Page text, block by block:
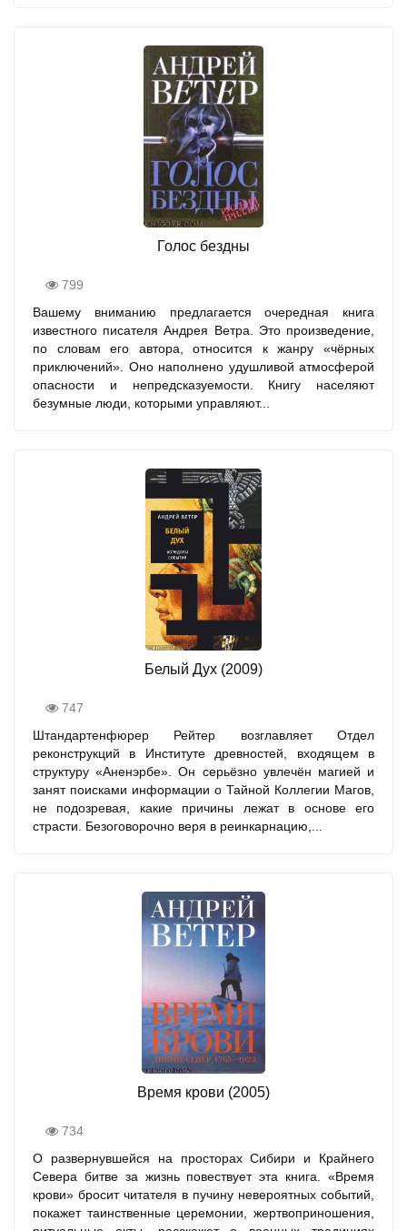
Голос бездны
799
Вашему вниманию предлагается очередная книга
известного писателя Андрея Ветра. Это произведение,
по словам его автора, относится к жанру «чёрных
приключений». Оно наполнено удушливой атмосферой
опасности и непредсказуемости. Книгу населяют
безумные люди, которыми управляют...
Белый Дух (2009)
747
Штандартенфюрер Рейтер возглавляет Отдел
реконструкций в Институте древностей, входящем в
структуру «Аненэрбе». Он серьёзно увлечён магией и
занят поисками информации о Тайной Коллегии Магов,
не подозревая, какие причины лежат в основе его
страсти. Безоговорочно веря в реинкарнацию,...
Время крови (2005)
734
О развернувшейся на просторах Сибири и Крайнего
Севера битве за жизнь повествует эта книга. «Время
крови» бросит читателя в пучину невероятных событий,
покажет таинственные церемонии, жертвоприношения,